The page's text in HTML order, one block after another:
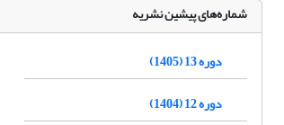
شماره‌های پیشین نشریه
دوره 13 (1405)
دوره 12 (1404)